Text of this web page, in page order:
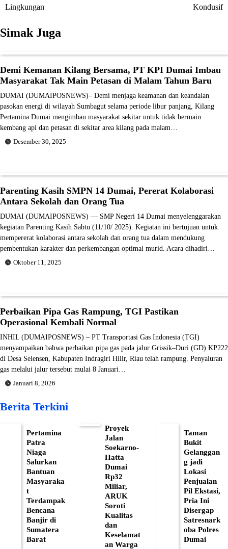
Lingkungan
Kondusif
Simak Juga
Demi Kemanan Kilang Bersama, PT KPI Dumai Imbau
Masyarakat Tak Main Petasan di Malam Tahun Baru
DUMAI (DUMAIPOSNEWS)– Demi menjaga keamanan dan keandalan
pasokan energi di wilayah Sumbagut selama periode libur panjang, Kilang
Pertamina Dumai mengimbau masyarakat sekitar untuk tidak bermain
kembang api dan petasan di sekitar area kilang pada malam…
Desember 30, 2025
Parenting Kasih SMPN 14 Dumai, Pererat Kolaborasi
Antara Sekolah dan Orang Tua
DUMAI (DUMAIPOSNEWS) — SMP Negeri 14 Dumai menyelenggarakan
kegiatan Parenting Kasih Sabtu (11/10/ 2025). Kegiatan ini bertujuan untuk
mempererat kolaborasi antara sekolah dan orang tua dalam mendukung
pembentukan karakter dan perkembangan optimal murid. Acara dihadiri…
Oktober 11, 2025
Perbaikan Pipa Gas Rampung, TGI Pastikan
Operasional Kembali Normal
INHIL (DUMAIPOSNEWS) – PT Transportasi Gas Indonesia (TGI)
menyampaikan bahwa perbaikan pipa gas pada jalur Grissik–Duri (GD) KP222
di Desa Selensen, Kabupaten Indragiri Hilir, Riau telah rampung. Penyaluran
gas melalui jalur tersebut mulai 8 Januari…
Januari 8, 2026
Berita Terkini
Pertamina
Patra
Niaga
Salurkan
Bantuan
Masyaraka
t
Terdampak
Bencana
Banjir di
Sumatera
Barat
Proyek
Jalan
Soekarno-
Hatta
Dumai
Rp32
Miliar,
ARUK
Soroti
Kualitas
dan
Keselamat
an Warga
Taman
Bukit
Gelanggan
g jadi
Lokasi
Penjualan
Pil Ekstasi,
Pria Ini
Disergap
Satresnark
oba Polres
Dumai